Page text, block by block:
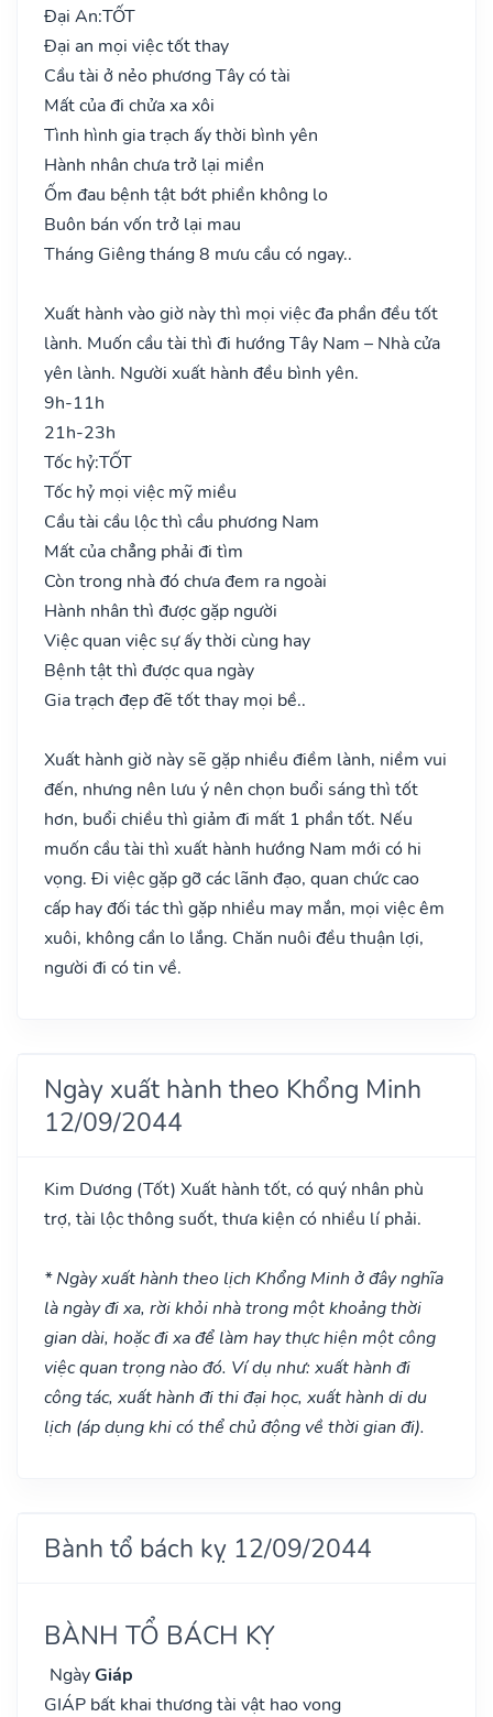
Đại An:TỐT
Đại an mọi việc tốt thay
Cầu tài ở nẻo phương Tây có tài
Mất của đi chửa xa xôi
Tình hình gia trạch ấy thời bình yên
Hành nhân chưa trở lại miền
Ốm đau bệnh tật bớt phiền không lo
Buôn bán vốn trở lại mau
Tháng Giêng tháng 8 mưu cầu có ngay..
Xuất hành vào giờ này thì mọi việc đa phần đều tốt
lành. Muốn cầu tài thì đi hướng Tây Nam – Nhà cửa
yên lành. Người xuất hành đều bình yên.
9h-11h
21h-23h
Tốc hỷ:TỐT
Tốc hỷ mọi việc mỹ miều
Cầu tài cầu lộc thì cầu phương Nam
Mất của chẳng phải đi tìm
Còn trong nhà đó chưa đem ra ngoài
Hành nhân thì được gặp người
Việc quan việc sự ấy thời cùng hay
Bệnh tật thì được qua ngày
Gia trạch đẹp đẽ tốt thay mọi bề..
Xuất hành giờ này sẽ gặp nhiều điềm lành, niềm vui
đến, nhưng nên lưu ý nên chọn buổi sáng thì tốt
hơn, buổi chiều thì giảm đi mất 1 phần tốt. Nếu
muốn cầu tài thì xuất hành hướng Nam mới có hi
vọng. Đi việc gặp gỡ các lãnh đạo, quan chức cao
cấp hay đối tác thì gặp nhiều may mắn, mọi việc êm
xuôi, không cần lo lắng. Chăn nuôi đều thuận lợi,
người đi có tin về.
Ngày xuất hành theo Khổng Minh
12/09/2044
Kim Dương (Tốt) Xuất hành tốt, có quý nhân phù
trợ, tài lộc thông suốt, thưa kiện có nhiều lí phải.
* Ngày xuất hành theo lịch Khổng Minh ở đây nghĩa
là ngày đi xa, rời khỏi nhà trong một khoảng thời
gian dài, hoặc đi xa để làm hay thực hiện một công
việc quan trọng nào đó. Ví dụ như: xuất hành đi
công tác, xuất hành đi thi đại học, xuất hành di du
lịch (áp dụng khi có thể chủ động về thời gian đi).
Bành tổ bách kỵ 12/09/2044
BÀNH TỔ BÁCH KỴ
NgàyGiáp
GIÁP bất khai thương tài vật hao vong